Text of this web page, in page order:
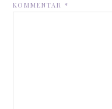
KOMMENTAR*